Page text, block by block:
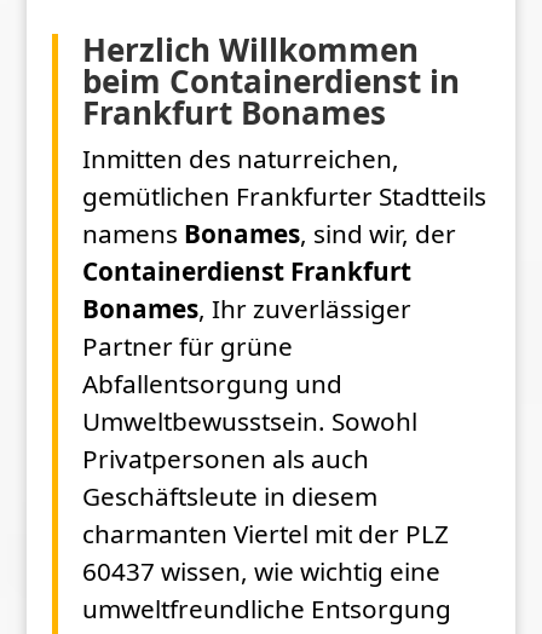
Herzlich Willkommen
beim Containerdienst in
Frankfurt Bonames
Inmitten des naturreichen,
gemütlichen Frankfurter Stadtteils
namens Bonames, sind wir, der
Containerdienst Frankfurt
Bonames, Ihr zuverlässiger
Partner für grüne
Abfallentsorgung und
Umweltbewusstsein. Sowohl
Privatpersonen als auch
Geschäftsleute in diesem
charmanten Viertel mit der PLZ
60437 wissen, wie wichtig eine
umweltfreundliche Entsorgung